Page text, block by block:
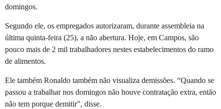
domingos.
Segundo ele, os empregados autorizaram, durante assembleia na
última quinta-feira (25), a não abertura. Hoje, em Campos, são
pouco mais de 2 mil trabalhadores nestes estabelecimentos do ramo
de alimentos.
Ele também Ronaldo também não visualiza demissões. “Quando se
passou a trabalhar nos domingos não houve contratação extra, então
não tem porque demitir”, disse.